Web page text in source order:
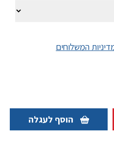
המשלוחים
הוסף לעגלה